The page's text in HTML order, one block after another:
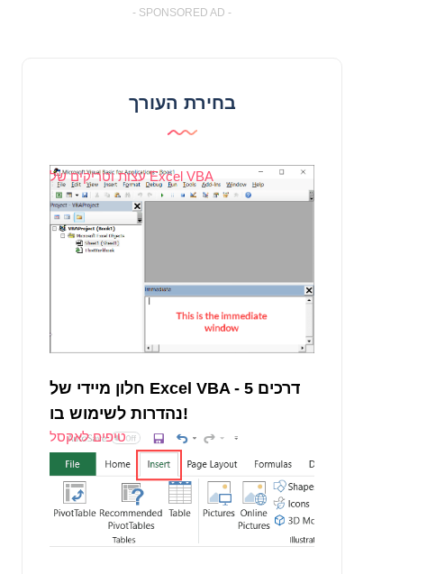
- SPONSORED AD -
בחירת העורך
עצות וטריקים של Excel VBA
חלון מיידי של Excel VBA - 5 דרכים
נהדרות לשימוש בו!
טיפים לאקסל